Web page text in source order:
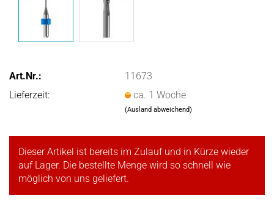
Art.Nr.:
11673
Lieferzeit:
ca. 1 Woche
(Ausland abweichend)
Dieser Artikel ist bereits im Zulauf und in Kürze wieder
auf Lager. Die bestellte Menge wird so schnell wie
möglich von uns geliefert.